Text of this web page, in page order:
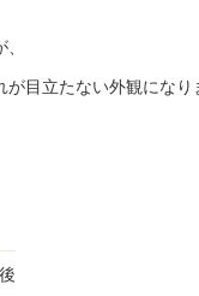
目立たない外観になり